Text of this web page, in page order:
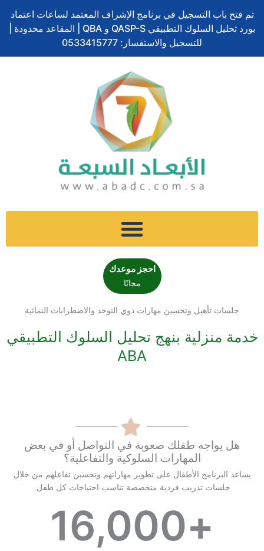
إلى
المحتوى
تم فتح باب التسجيل في برنامج الإشراف المعتمد لساعات اعتماد
بورد تحليل السلوك التطبيقي QASP-S و QBA | المقاعد محدودة |
للتسجيل والاستفسار: 0533415777
احجز موعدك
مجانًا
جلسات تأهيل وتحسين مهارات ذوي التوحد والاضطرابات النمائية
خدمة منزلية بنهج تحليل السلوك التطبيقي
ABA
هل يواجه طفلك صعوبة في التواصل أو في بعض
المهارات السلوكية والتفاعلية؟
يساعد البرنامج الأطفال على تطوير مهاراتهم وتحسين تفاعلهم من خلال
جلسات تدريب فردية متخصصة تناسب احتياجات كل طفل.
+
16,000